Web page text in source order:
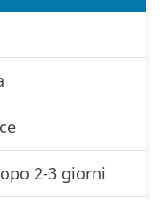
2-3 giorni